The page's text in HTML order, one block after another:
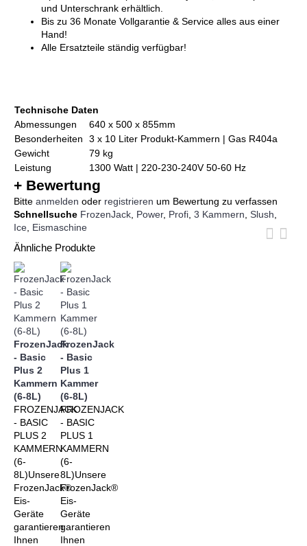
und Unterschrank erhältlich.
Bis zu 36 Monate Vollgarantie & Service alles aus einer
Hand!
Alle Ersatzteile ständig verfügbar!
Technische Daten
Abmessungen
640 x 500 x 855mm
Besonderheiten
3 x 10 Liter Produkt-Kammern | Gas R404a
Gewicht
79 kg
Leistung
1300 Watt | 220-230-240V 50-60 Hz
+ Bewertung
Bitte anmelden oder registrieren um Bewertung zu verfassen
Schnellsuche FrozenJack Power, Profi 3 Kammern Slush
Ice Eismaschine
Ähnliche Produkte
FrozenJack
- Basic
Plus 2
Kammern
(6-8L)
FROZENJACK
- BASIC
PLUS 2
KAMMERN
(6-
8L)Unsere
FrozenJack®
Eis-
Geräte
garantieren
Ihnen
FrozenJack
- Basic
Plus 1
Kammer
(6-8L)
FROZENJACK
- BASIC
PLUS 1
KAMMERN
(6-
8L)Unsere
FrozenJack®
Eis-
Geräte
garantieren
Ihnen